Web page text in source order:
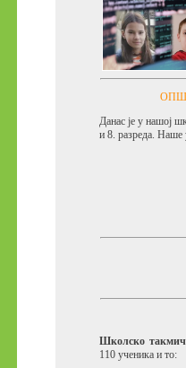
Данас је у нашој
и 8. разреда.Наше
Школско
110 ученика и то: